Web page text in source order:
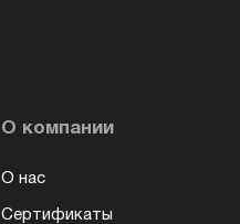
О компании
О нас
Сертификаты